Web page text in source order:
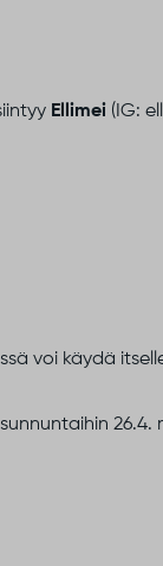
Ellimei (IG:
voi käydä
26.4.